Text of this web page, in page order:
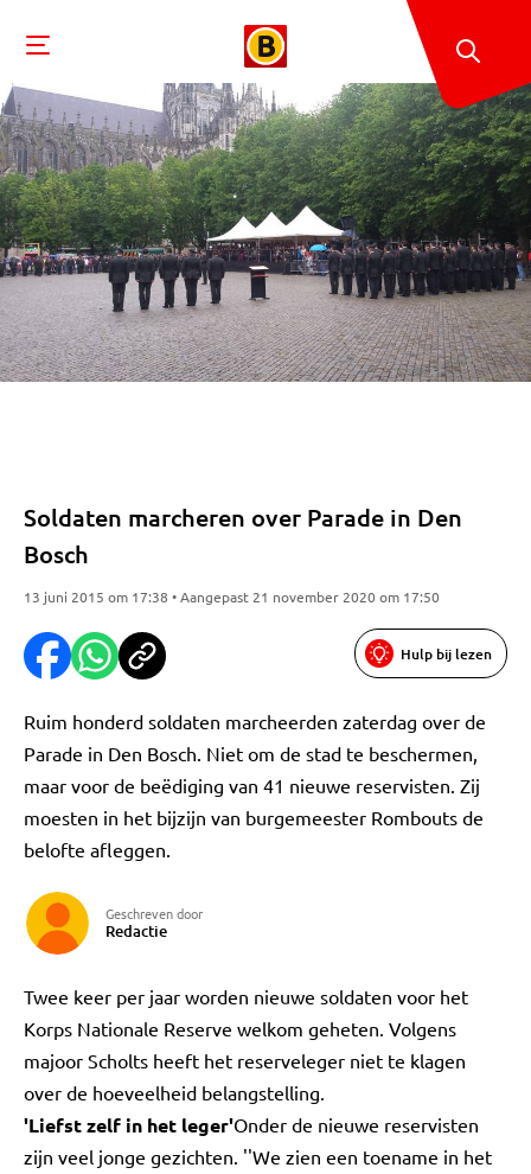
Soldaten marcheren over Parade in Den
Bosch
13 juni 2015 om 17:38 • Aangepast 21 november 2020 om 17:50
Hulp bij lezen
Ruim honderd soldaten marcheerden zaterdag over de
Parade in Den Bosch. Niet om de stad te beschermen,
maar voor de beëdiging van 41 nieuwe reservisten. Zij
moesten in het bijzijn van burgemeester Rombouts de
belofte afleggen.
Geschreven door
Redactie
Twee keer per jaar worden nieuwe soldaten voor het
Korps Nationale Reserve welkom geheten. Volgens
majoor Scholts heeft het reserveleger niet te klagen
over de hoeveelheid belangstelling.
'Liefst zelf in het leger'Onder de nieuwe reservisten
zijn veel jonge gezichten. ''We zien een toename in het